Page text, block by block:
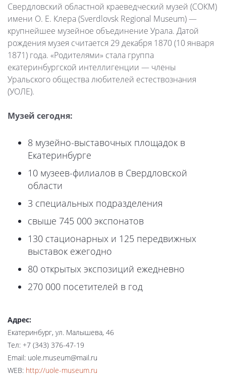
Свердловский областной краеведческий музей (СОКМ)
имени О. Е. Клера (Sverdlovsk Regional Museum) —
крупнейшее музейное объединение Урала. Датой
рождения музея считается 29 декабря 1870 (10 января
1871) года. «Родителями» стала группа
екатеринбургской интеллигенции — члены
Уральского общества любителей естествознания
(УОЛЕ).
Музей сегодня:
8 музейно-выставочных площадок в
Екатеринбурге
10 музеев-филиалов в Свердловской
области
3 специальных подразделения
свыше 745 000 экспонатов
130 стационарных и 125 передвижных
выставок ежегодно
80 открытых экспозиций ежедневно
270 000 посетителей в год
Адрес:
Екатеринбург, ул. Малышева, 46
Тел: +7 (343) 376-47-19
Email: uole.museum@mail.ru
WEB: http://uole-museum.ru